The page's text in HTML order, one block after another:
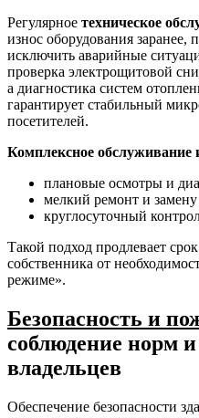
Регулярное техническое
износ оборудования заранее,
исключить аварийные
проверка электрощитовой
а диагностика систем
гарантирует стабильный
посетителей.
Комплексное обслуживание
плановые осмотры и
мелкий ремонт и
круглосуточный
Такой подход продлевает
собственника от
режиме».
Безопасность и
соблюдение норм
владельцев
Обеспечение безопасности